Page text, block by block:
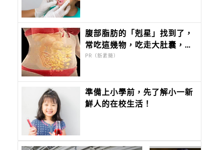
腹部脂肪的「剋星」找到了，
常吃這幾物，吃走大肚囊，瘦
出小蠻腰
PR（新素簡）
準備上小學前，先了解小一新
鮮人的在校生活！